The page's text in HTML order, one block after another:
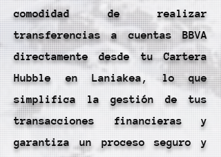
comodidad de realizar
transferencias a cuentas BBVA
directamente desde tu Cartera
Hubble en Laniakea, lo que
simplifica la gestión de tus
transacciones financieras y
garantiza un proceso seguro y